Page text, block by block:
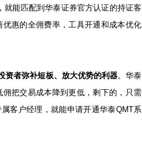
就能匹配到华泰证券官方认证的持证客
惠的全佣费率，工具开通和成本优化
资者弥补短板、放大优势的利器。华泰
把交易成本降到更低，剩下的，只需
客户经理，就能申请开通华泰QMT系